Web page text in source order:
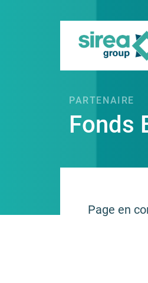
PARTENAIRE
Fonds
Page en